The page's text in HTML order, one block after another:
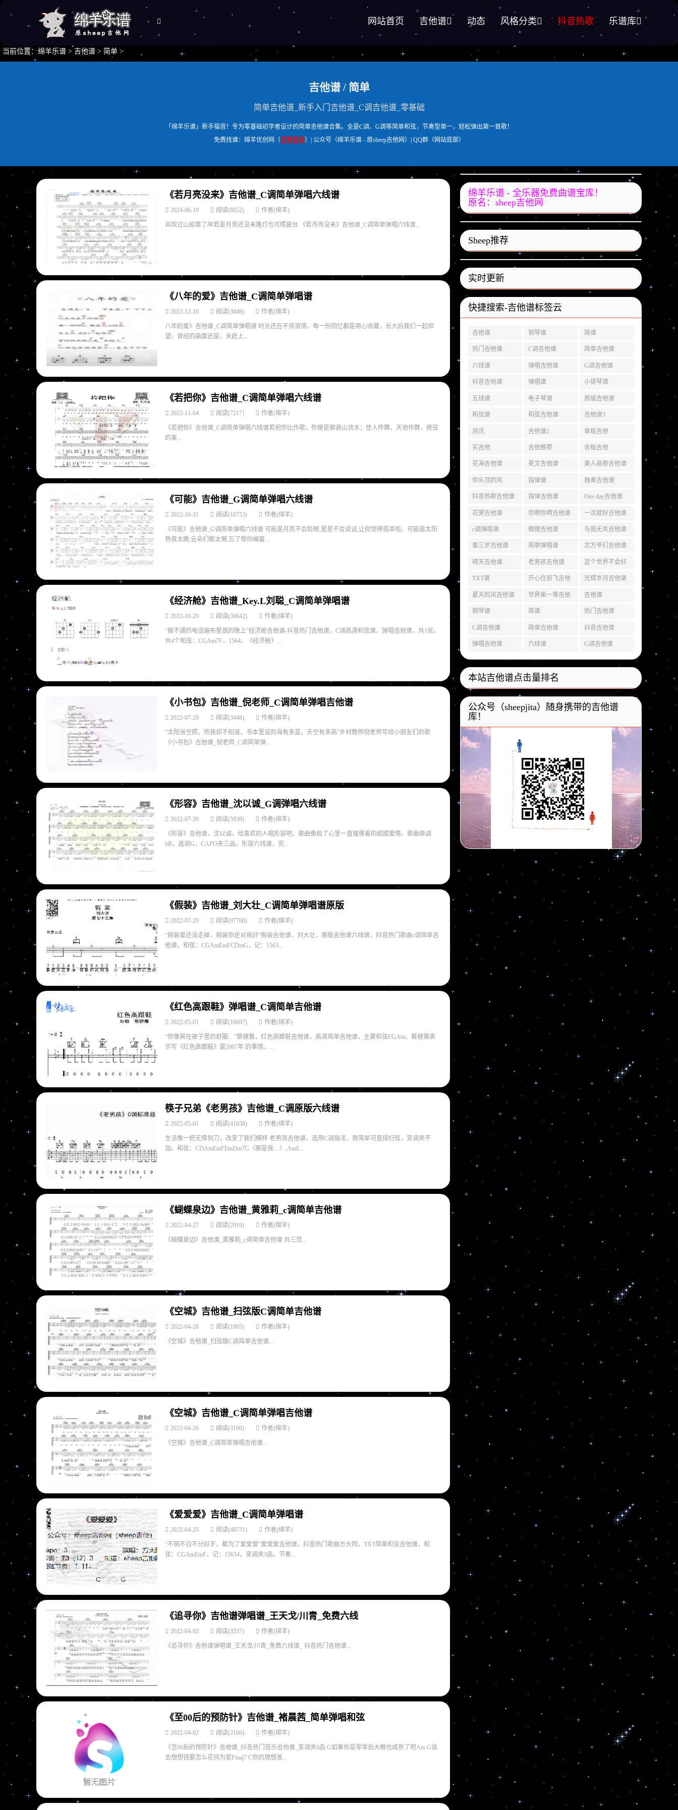
网站首页 吉他谱 动态 风格分类 抖音热歌 乐谱库
当前位置：绵羊乐谱 > 吉他谱 > 简单 >
吉他谱 / 简单
简单吉他谱_新手入门吉他谱_C调吉他谱_零基础
「绵羊乐谱」新手福音！专为零基础初学者设计的简单吉他谱合集。全是C调、G调等简单和弦，节奏型单一，轻松弹出第一首歌！
免费找谱：绵羊优创网（吉他论坛）| 公众号（绵羊乐谱 - 原sheep吉他网）| QQ群（网站底部）
《若月亮没来》吉他谱_C调简单弹唱六线谱
2024-06-19 阅读(8852) 作者(绵羊)
风吹过山船靠了岸若是月亮还没来路灯也可照窗台 《若月亮没来》吉他谱_C调简单弹唱六线谱...
《八年的爱》吉他谱_C调简单弹唱谱
2022-12-10 阅读(3848) 作者(绵羊)
八年的爱》吉他谱_C调简单弹唱谱 时光还在不停游荡，每一份回忆都是用心收藏，长大后我们一起仰
望，曾经的画面还是，未赶上...
《若把你》吉他谱_C调简单弹唱六线谱
2022-11-04 阅读(7217) 作者(绵羊)
《若把你》吉他谱_C调简单弹唱六线谱若把你比作歌，你便是那高山流水；佳人伴舞，天地伴舞，绝弦
的美...
《可能》吉他谱_G调简单弹唱六线谱
2022-10-31 阅读(10753) 作者(绵羊)
《可能》吉他谱_G调简单弹唱六线谱 可能是月亮不会眨眼,星星不会说话,让你觉得孤单啦。可能是太阳
熬夜太晚,云朵们都太懒,忘了帮你编童...
《经济舱》吉他谱_Key.L刘聪_C调简单弹唱谱
2022-10-29 阅读(30642) 作者(绵羊)
“拨不通的电话遍布星辰的晚上”经济舱吉他谱-抖音热门吉他谱，C调高清和弦谱、弹唱吉他谱，共1张。
共4个和弦：CGAm7F，1564。《经济舱》...
《小书包》吉他谱_倪老师_C调简单弹唱吉他谱
2022-07-29 阅读(3448) 作者(绵羊)
“太阳当空照，而我却不知道，书本里说的海有多蓝，天空有多高”乡村教师倪老师写给小朋友们的歌
《小书包》吉他谱_倪老师_C调简单弹...
《形容》吉他谱_沈以诚_G调弹唱六线谱
2022-07-29 阅读(5938) 作者(绵羊)
《形容》吉他谱，沈以诚，给喜欢的人唱形容吧。歌曲像极了心里一直憧憬着的甜甜爱情。歌曲原调
bB，选调G，CAPO夹三品。形容六线谱，完...
《假装》吉他谱_刘大壮_C调简单弹唱谱原版
2022-07-29 阅读(97700) 作者(绵羊)
“假装爱还没走掉，假装你还对我好”假装吉他谱，刘大壮，原版吉他谱六线谱，抖音热门歌曲c调简单吉
他谱，和弦：CGAmEmFCDmG，记：1563...
《红色高跟鞋》弹唱谱_C调简单吉他谱
2022-05-01 阅读(16697) 作者(绵羊)
“你像窝在被子里的舒服…”蔡健雅，红色高跟鞋吉他谱，高清简单吉他谱，主要和弦FGAm。蔡健雅表
示写《红色高跟鞋》是2007年 的事情。...
筷子兄弟《老男孩》吉他谱_C调原版六线谱
2022-05-01 阅读(41658) 作者(绵羊)
生活像一把无情刻刀，改变了我们模样 老男孩吉他谱，选用C调指法，很简单可直接扫弦，变调夹不
加。和弦：CDAmEmFEmDm7G（那是我…）,AmE...
《蝴蝶泉边》吉他谱_黄雅莉_c调简单吉他谱
2022-04-27 阅读(2919) 作者(绵羊)
《蝴蝶泉边》吉他谱_黄雅莉_c调简单吉他谱 共三页...
《空城》吉他谱_扫弦版C调简单吉他谱
2022-04-26 阅读(1865) 作者(绵羊)
《空城》吉他谱_扫弦版C调简单吉他谱...
《空城》吉他谱_C调简单弹唱吉他谱
2022-04-26 阅读(3190) 作者(绵羊)
《空城》吉他谱_C调简单弹唱吉他谱...
《爱爱爱》吉他谱_C调简单弹唱谱
2022-04-25 阅读(40731) 作者(绵羊)
“不明不白不分好歹，都为了爱爱爱”爱爱爱吉他谱，抖音热门歌曲方大同，TXT简单和弦吉他谱，和
弦：CGAmEmF，记：15634，变调夹3品，节奏...
《追寻你》吉他谱弹唱谱_王天戈/川青_免费六线
2022-04-02 阅读(3537) 作者(绵羊)
《追寻你》吉他谱弹唱谱_王天戈/川青_免费六线谱_ 抖音热门吉他谱...
《至00后的预防针》吉他谱_褚晨茜_简单弹唱和弦
2022-04-02 阅读(2166) 作者(绵羊)
《至00后的预防针》吉他谱_抖音热门音乐吉他谱_变调夹0品 G如果你是零零后大概也成熟了吧Am G该
去想想钱要怎么花何为家Fmaj7 C你的理想准...
绵羊乐谱 - 全乐器免费曲谱宝库！
原名：sheep吉他网
Sheep推荐
实时更新
快捷搜索-吉他谱标签云
吉他谱 钢琴谱 简谱
热门吉他谱 C调吉他谱 简单吉他谱
六线谱 弹唱吉他谱 G调吉他谱
抖音吉他谱 弹唱谱 小提琴谱
五线谱 电子琴谱 原版吉他谱
和弦谱 和弦吉他谱 吉他谱3
资讯 吉他谱2 单板吉他
买吉他 吉他推荐 合板吉他
花海吉他谱 英文吉他谱 美人画卷吉他谱
你头顶的风 指弹谱 独奏吉他谱
抖音热歌吉他谱 指弹吉他谱 One day吉他谱
花粥吉他谱 你啊你啊吉他谱 一次就好吉他谱
c调弹唱谱 微微吉他谱 与我无关吉他谱
差三岁吉他谱 简单弹唱谱 北方爷们吉他谱
晴天吉他谱 老男孩吉他谱 这个世界不会好
吉他谱
TXT谱 开心往前飞吉他
谱
光辉岁月吉他谱
夏天的风吉他谱 世界第一等吉他
谱
吉他谱
钢琴谱 简谱 热门吉他谱
C调吉他谱 简单吉他谱 抖音吉他谱
弹唱吉他谱 六线谱 G调吉他谱
本站吉他谱点击量排名
公众号（sheepjita）随身携带的吉他谱
库！